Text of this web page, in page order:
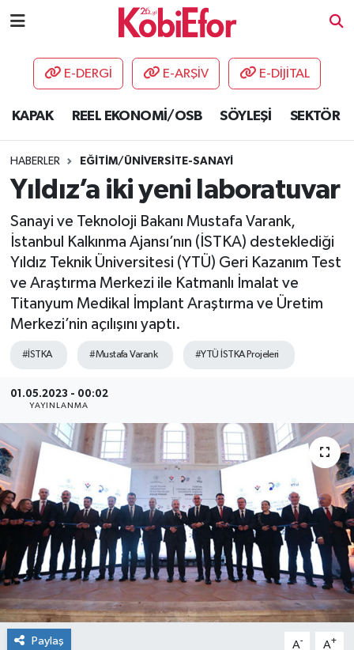
E-DERGİ E-ARŞİV E-DİJİTAL
KAPAK REEL EKONOMİ/OSB SÖYLEŞİ SEKTÖR
HABERLER EĞİTİM/ÜNİVERSİTE-SANAYİ
Yıldız’a iki yeni laboratuvar
Sanayi ve Teknoloji Bakanı Mustafa Varank,
İstanbul Kalkınma Ajansı’nın (İSTKA) desteklediği
Yıldız Teknik Üniversitesi (YTÜ) Geri Kazanım Test
ve Araştırma Merkezi ile Katmanlı İmalat ve
Titanyum Medikal İmplant Araştırma ve Üretim
Merkezi’nin açılışını yaptı.
#İSTKA #Mustafa Varank #YTÜ İSTKA Projeleri
01.05.2023 - 00:02
YAYINLANMA
Paylaş A- A+
AKADEMİ
DESTEK-TEŞVİK
ETKİNLİK
GÜNCEL
HABERLER
KAPAK
ŞİRKET PANO
SÖYLEŞİ
ÜLKE
YAŞAM